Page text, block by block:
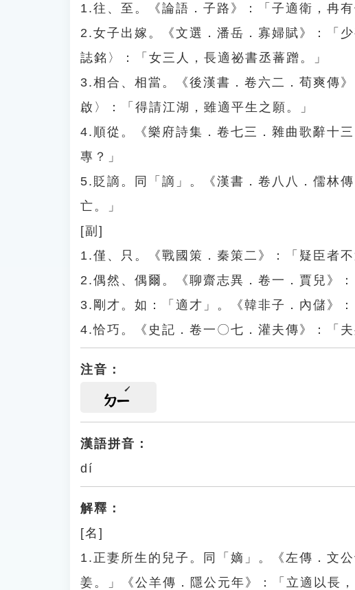
1.往、至。《論語．子路》：「子適衛，冉有
2.女子出嫁。《文選．潘岳．寡婦賦》：「
誌銘〉：「女三人，長適祕書丞蕃蹭。」
3.相合、相當。《後漢書．卷六二．荀爽傳
啟〉：「得請江湖，雖適平生之願。」
4.順從。《樂府詩集．卷七三．雜曲歌辭十
專？」
5.貶謫。同「謫」。《漢書．卷八八．儒林
亡。」
[副]
1.僅、只。《戰國策．秦策二》：「疑臣者不
2.偶然、偶爾。《聊齋志異．卷一．賈兒》
3.剛才。如：「適才」。《韓非子．內儲》
4.恰巧。《史記．卷一〇七．灌夫傳》：「
注音：
ㄉㄧ
漢語拼音：
dí
解釋：
[名]
1.正妻所生的兒子。同「嫡」。《左傳．文
姜。」《公羊傳．隱公元年》：「立適以長